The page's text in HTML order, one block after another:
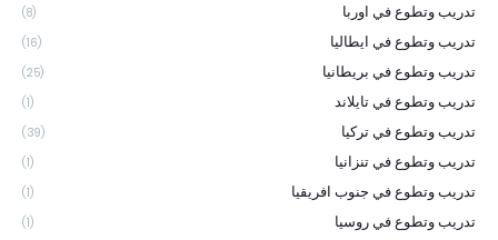
تدريب وتطوع في اوربا (8)
تدريب وتطوع في ايطاليا (16)
تدريب وتطوع في بريطانيا (25)
تدريب وتطوع في تايلاند (1)
تدريب وتطوع في تركيا (39)
تدريب وتطوع في تنزانيا (1)
تدريب وتطوع في جنوب افريقيا (1)
تدريب وتطوع في روسيا (1)